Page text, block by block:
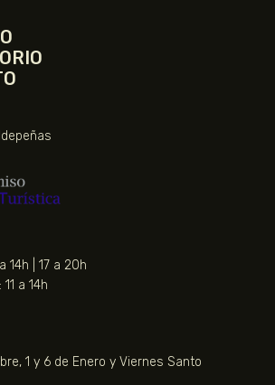
14h | 17 a 20h
a 14h
1 y 6 de Enero y Viernes Santo